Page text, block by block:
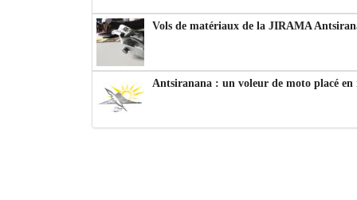
Vols de matériaux de la JIRAMA
Antsiranana : un voleur de moto placé en